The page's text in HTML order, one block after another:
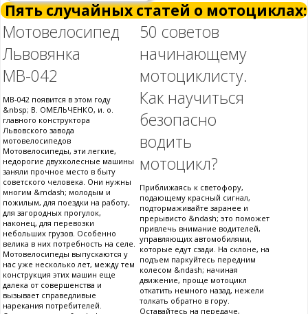
Пять случайных статей о мотоциклах:
Мотовелосипед
Львовянка
МВ-042
МВ-042 появится в этом году
&nbsp; В. ОМЕЛЬЧЕНКО, и. о.
главного конструктора
Львовского завода
мотовелосипедов
Мотовелосипеды, эти легкие,
недорогие двухколесные машины
заняли прочное место в быту
советского человека. Они нужны
многим &mdash; молодым и
пожилым, для поездки на работу,
для загородных прогулок,
наконец, для перевозки
небольших грузов. Особенно
велика в них потребность на селе.
Мотовелосипеды выпускаются у
нас уже несколько лет, между тем
конструкция этих машин еще
далека от совершенства и
вызывает справедливые
нарекания потребителей.
50 советов
начинающему
мотоциклисту.
Как научиться
безопасно
водить
мотоцикл?
Приближаясь к светофору,
подающему красный сигнал,
подтормаживайте заранее и
прерывисто &ndash; это поможет
привлечь внимание водителей,
управляющих автомобилями,
которые едут сзади. На склоне, на
подъем паркуйтесь передним
колесом &ndash; начиная
движение, проще мотоцикл
откатить немного назад, нежели
толкать обратно в гору.
Оставайтесь на передаче,